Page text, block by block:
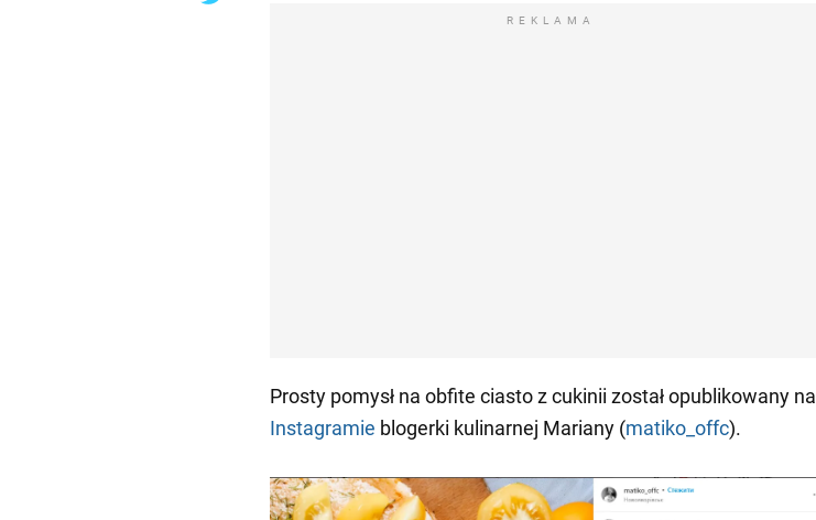
REKLAMA
Prosty pomysł na obfite ciasto z cukinii został opublikowany na
Instagramie blogerki kulinarnej Mariany (matiko_offc).